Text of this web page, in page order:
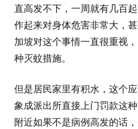
直高发不下，一周就有几百
作起来对身体危害非常大，
加坡对这个事情一直很重视
种灭蚊措施。
但是居民家里有积水，这个
象成派出所直接上门罚款这
附近如果不是病例高发的话